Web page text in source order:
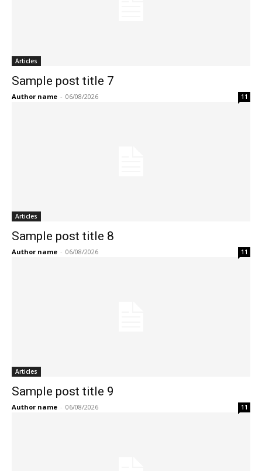
Articles
Sample post title 7
Author name - 06/08/2026 11
Articles
Sample post title 8
Author name - 06/08/2026 11
Articles
Sample post title 9
Author name - 06/08/2026 11